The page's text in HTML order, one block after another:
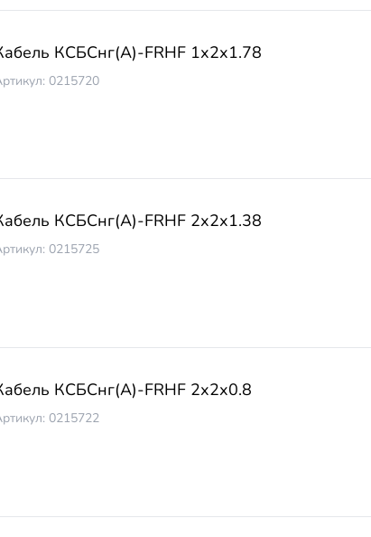
КСБCнг(А)-FRHF 1х2х1.78
0215720
КСБCнг(А)-FRHF 2х2х1.38
0215725
КСБCнг(А)-FRHF 2х2х0.8
0215722